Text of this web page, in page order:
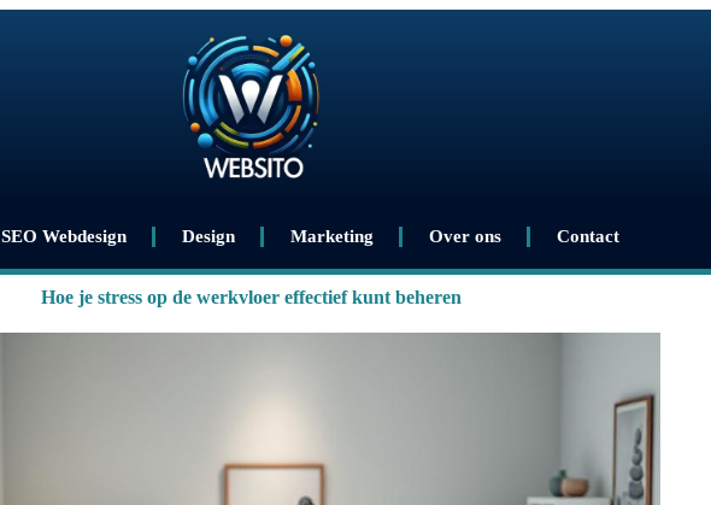
SEO Webdesign Design Marketing Over ons Contact
Hoe je stress op de werkvloer effectief kunt beheren